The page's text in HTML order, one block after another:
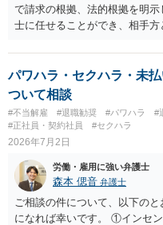
で請求の根拠、法的根拠を明
士に任せることができ、相手
請求は可能ですが、相手が任
民事訴訟に証拠の制限はあり
の観点から、裁判の証拠にす
る場合があります。)。 ３ 会
したかわかりませんが、会社が
て、裁判所も認定しないとは限
しないようにして下さい。そう
損にはなりません。反訴は貴女
されません。 ５ 裁判をして
判決を得て確定すれば、判決
パワハラ・セクハラ・未
ついて相談
#不当解雇 #退職勧奨 #パワハラ
#
#正社員・契約社員
#セクハラ
2026年7月2日
労働・雇用に強い弁護士
森本 偲音 弁護士
ご相談の件について、以下の
になれば幸いです。 ①インセ